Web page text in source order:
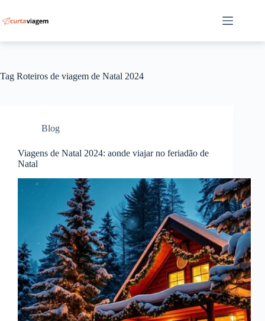
para
o
Tag Roteiros de viagem de Natal 2024
Blog
Viagens de Natal 2024: aonde viajar no feriadão de
Natal